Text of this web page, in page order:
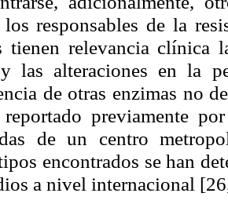
los responsables de la
tienen relevancia clínica
las alteraciones en la
de otras enzimas no
previamente
de un centro
encontrados se han
a nivel internacional